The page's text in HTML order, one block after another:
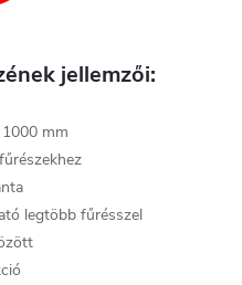
jellemzői:
mm
legtöbb fűrésszel